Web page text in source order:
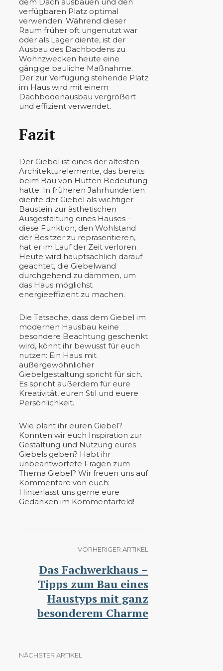
verfügbaren Platz optimal
verwenden. Während dieser
Raum früher oft ungenutzt war
oder als Lager diente, ist der
Ausbau des Dachbodens zu
Wohnzwecken heute eine
gängige bauliche Maßnahme.
Der zur Verfügung stehende Platz
im Haus wird mit einem
Dachbodenausbau vergrößert
und effizient verwendet.
Fazit
Der Giebel ist eines der ältesten
Architekturelemente, das bereits
beim Bau von Hütten Bedeutung
hatte. In früheren Jahrhunderten
diente der Giebel als wichtiger
Baustein zur ästhetischen
Ausgestaltung eines Hauses –
diese Funktion, den Wohlstand
der Besitzer zu repräsentieren,
hat er im Lauf der Zeit verloren.
Heute wird hauptsächlich darauf
geachtet, die Giebelwand
durchgehend zu dämmen, um
das Haus möglichst
energieeffizient zu machen.
Die Tatsache, dass dem Giebel im
modernen Hausbau keine
besondere Beachtung geschenkt
wird, könnt ihr bewusst für euch
nutzen: Ein Haus mit
außergewöhnlicher
Giebelgestaltung spricht für sich.
Es spricht außerdem für eure
Kreativität, euren Stil und euere
Persönlichkeit.
Wie plant ihr euren Giebel?
Konnten wir euch Inspiration zur
Gestaltung und Nutzung eures
Giebels geben? Habt ihr
unbeantwortete Fragen zum
Thema Giebel? Wir freuen uns auf
Kommentare von euch:
Hinterlasst uns gerne eure
Gedanken im Kommentarfeld!
VORHERIGER ARTIKEL
Das Fachwerkhaus –
Tipps zum Bau eines
Haustyps mit ganz
besonderem Charme
NÄCHSTER ARTIKEL